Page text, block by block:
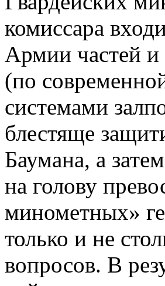
комиссара
Армии частей
(по
системами
блестяще
Баумана, а
на голову
минометных»
только и не
вопросов. В